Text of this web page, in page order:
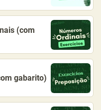
(com
gabarito)